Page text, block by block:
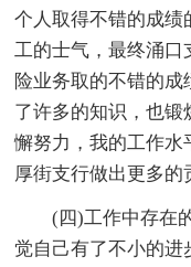
个人取得不错的成绩
工的士气，最终涌口
险业务取的不错的
了许多的知识，也锻
懈努力，我的工作水
厚街支行做出更多的
(四)工作中存在
觉自己有了不小的